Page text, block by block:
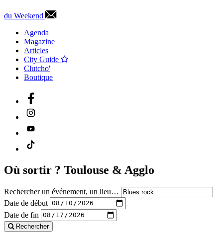
du Weekend
Agenda
Magazine
Articles
City Guide
Clutcho'
Boutique
Où sortir ? Toulouse & Agglo
Rechercher un événement, un lieu…
Date de début
Date de fin
Rechercher